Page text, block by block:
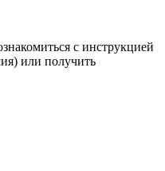
с инструкцией
или получить